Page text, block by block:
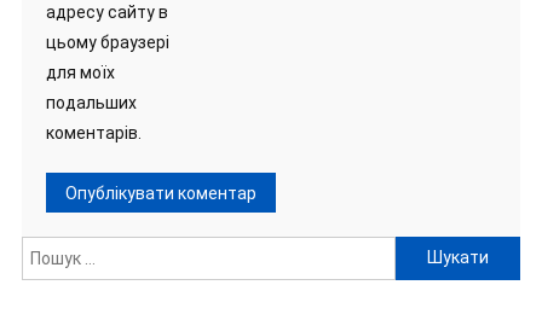
адресу сайту в
цьому браузері
для моїх
подальших
коментарів.
Пошук: